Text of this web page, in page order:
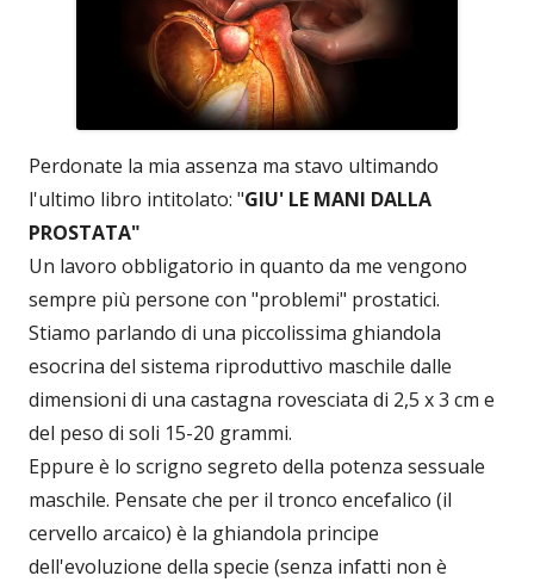
Perdonate la mia assenza ma stavo ultimando
l'ultimo libro intitolato: "GIU' LE MANI DALLA
PROSTATA"
Un lavoro obbligatorio in quanto da me vengono
sempre più persone con "problemi" prostatici.
Stiamo parlando di una piccolissima ghiandola
esocrina del sistema riproduttivo maschile dalle
dimensioni di una castagna rovesciata di 2,5 x 3 cm e
del peso di soli 15-20 grammi.
Eppure è lo scrigno segreto della potenza sessuale
maschile. Pensate che per il tronco encefalico (il
cervello arcaico) è la ghiandola principe
dell'evoluzione della specie (senza infatti non è